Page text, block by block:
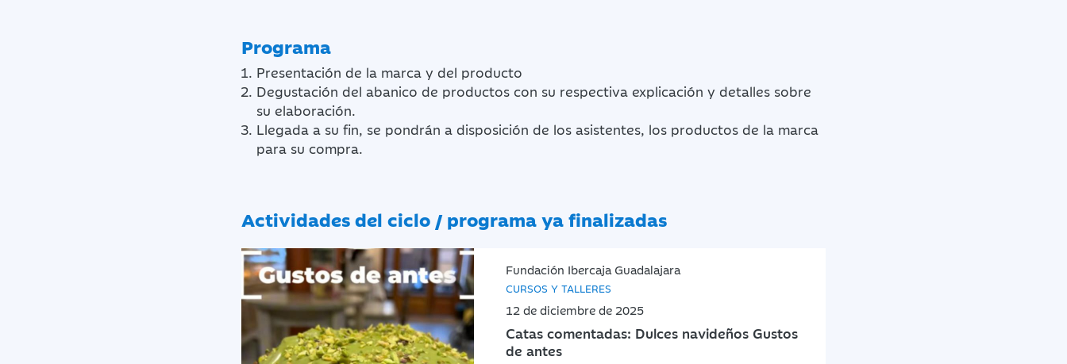
Programa
Presentación de la marca y del producto
Degustación del abanico de productos con su respectiva explicación y detalles sobre
su elaboración.
Llegada a su fin, se pondrán a disposición de los asistentes, los productos de la marca
para su compra.
Actividades del ciclo / programa ya finalizadas
Fundación Ibercaja Guadalajara
CURSOS Y TALLERES
12 de diciembre de 2025
Catas comentadas: Dulces navideños Gustos
de antes